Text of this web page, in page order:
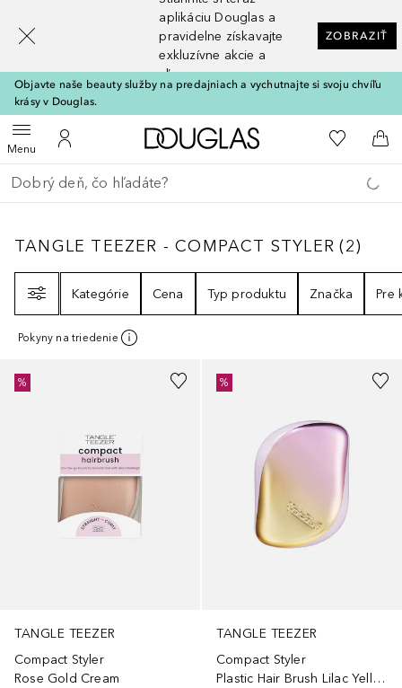
aplikáciu Douglas a
pravidelne získavajte
exkluzívne akcie a
zľavy
ZOBRAZIŤ
Objavte naše beauty služby na predajniach a vychutnajte si svoju chvíľu
krásy v Douglas.
MenuOtvoriť menuDo môjho účtu
Domov Do môjho
Do
Choď späť
Vykonajte vyhľadávanie
TANGLE TEEZER - COMPACT STYLER2
TANGLE TEEZER - COMPACT STYLER (2)
Kategórie
Cena Typ produktu Značka Pre
Pokyny na triedenie
TANGLE TEEZER
Compact Styler
Rose Gold Cream
%
TANGLE TEEZER
Compact Styler
Plastic Hair Brush Lilac Yellow
%
[navigation.slideout.screenreader]